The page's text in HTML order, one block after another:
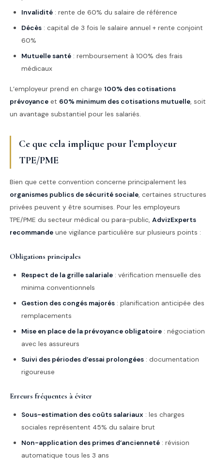
Invalidité : rente de 60% du salaire de référence
Décès : capital de 3 fois le salaire annuel + rente conjoint
60%
Mutuelle santé : remboursement à 100% des frais
médicaux
L’employeur prend en charge 100% des cotisations
prévoyance et 60% minimum des cotisations mutuelle, soit
un avantage substantiel pour les salariés.
Ce que cela implique pour l’employeur
TPE/PME
Bien que cette convention concerne principalement les
organismes publics de sécurité sociale, certaines structures
privées peuvent y être soumises. Pour les employeurs
TPE/PME du secteur médical ou para-public, AdvizExperts
recommande une vigilance particulière sur plusieurs points :
Obligations principales
Respect de la grille salariale : vérification mensuelle des
minima conventionnels
Gestion des congés majorés : planification anticipée des
remplacements
Mise en place de la prévoyance obligatoire : négociation
avec les assureurs
Suivi des périodes d’essai prolongées : documentation
rigoureuse
Erreurs fréquentes à éviter
Sous-estimation des coûts salariaux : les charges
sociales représentent 45% du salaire brut
Non-application des primes d’ancienneté : révision
automatique tous les 3 ans